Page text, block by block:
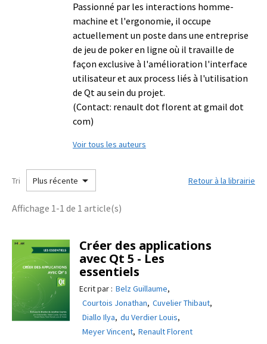
Passionné par les interactions homme-
machine et l'ergonomie, il occupe
actuellement un poste dans une entreprise
de jeu de poker en ligne où il travaille de
façon exclusive à l'amélioration l'interface
utilisateur et aux process liés à l'utilisation
de Qt au sein du projet.
(Contact: renault dot florent at gmail dot
com)
Voir tous les auteurs
Tri Plus récente  Retour à la librairie
Affichage 1-1 de 1 article(s)
Créer des applications
avec Qt 5 - Les
essentiels
Ecrit par : Belz Guillaume,
Courtois Jonathan, Cuvelier Thibaut,
Diallo Ilya, du Verdier Louis,
Meyer Vincent, Renault Florent